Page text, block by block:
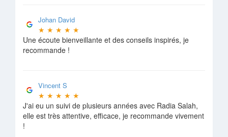
Johan David
★ ★ ★ ★ ★
Une écoute bienveillante et des conseils inspirés, je
recommande !
Vincent S
★ ★ ★ ★ ★
J'ai eu un suivi de plusieurs années avec Radia Salah,
elle est très attentive, efficace, je recommande vivement
!